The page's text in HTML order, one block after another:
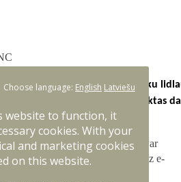
nosaukums:“ Gaisa spēku
uzturēšanas un nepārtrauktas
iesniedzējam (uzņēmējam):
Par
lūdzam sūtīt pieteikumu uz e-
Choose language: English Latviešu
website to function, it
cookies. With your
and marketing cookies
on this website.